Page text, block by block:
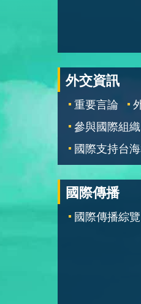
外交資訊
重要言論
參與國際組織
國際支持台
國際傳播
國際傳播綜覽